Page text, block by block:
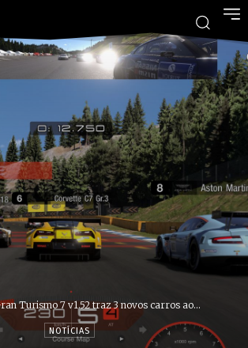
Turismo 7 v1.52 traz 3 novos carros ao...
NOTÍCIAS